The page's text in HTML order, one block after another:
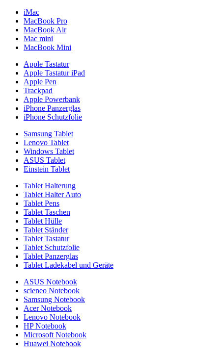
iMac
MacBook Pro
MacBook Air
Mac mini
MacBook Mini
Apple Tastatur
Apple Tastatur iPad
Apple Pen
Trackpad
Apple Powerbank
iPhone Panzerglas
iPhone Schutzfolie
Samsung Tablet
Lenovo Tablet
Windows Tablet
ASUS Tablet
Einstein Tablet
Tablet Halterung
Tablet Halter Auto
Tablet Pens
Tablet Taschen
Tablet Hülle
Tablet Ständer
Tablet Tastatur
Tablet Schutzfolie
Tablet Panzerglas
Tablet Ladekabel und Geräte
ASUS Notebook
scieneo Notebook
Samsung Notebook
Acer Notebook
Lenovo Notebook
HP Notebook
Microsoft Notebook
Huawei Notebook